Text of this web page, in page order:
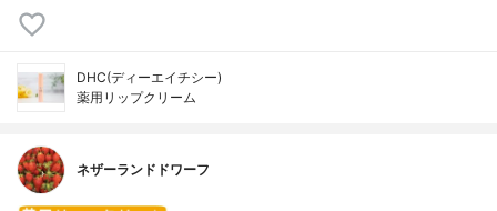
DHC(ディーエイチシー)
薬用リップクリーム
ネザーランドドワーフ